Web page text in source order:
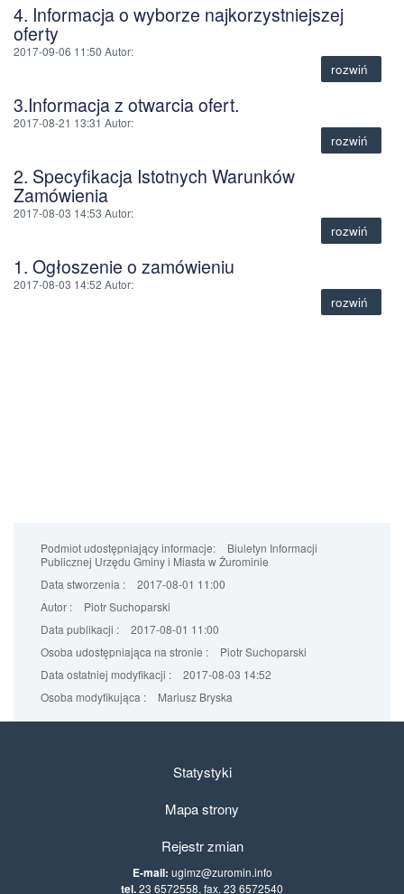
4. Informacja o wyborze najkorzystniejszej
oferty
2017-09-06 11:50 Autor:
rozwiń
3.Informacja z otwarcia ofert.
2017-08-21 13:31 Autor:
rozwiń
2. Specyfikacja Istotnych Warunków
Zamówienia
2017-08-03 14:53 Autor:
rozwiń
1. Ogłoszenie o zamówieniu
2017-08-03 14:52 Autor:
rozwiń
Podmiot udostępniający informacje:
Biuletyn Informacji
Publicznej Urzędu Gminy i Miasta w Żurominie
Data stworzenia :
2017-08-01 11:00
Autor :
Piotr Suchoparski
Data publikacji :
2017-08-01 11:00
Osoba udostępniająca na stronie :
Piotr Suchoparski
Data ostatniej modyfikacji :
2017-08-03 14:52
Osoba modyfikująca :
Mariusz Bryska
Statystyki
Mapa strony
Rejestr zmian
E-mail: ugimz@zuromin.info
tel.23 6572558, fax. 23 6572540